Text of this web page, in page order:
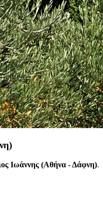
Ιωάννης (Αθήνα - Δάφνη).